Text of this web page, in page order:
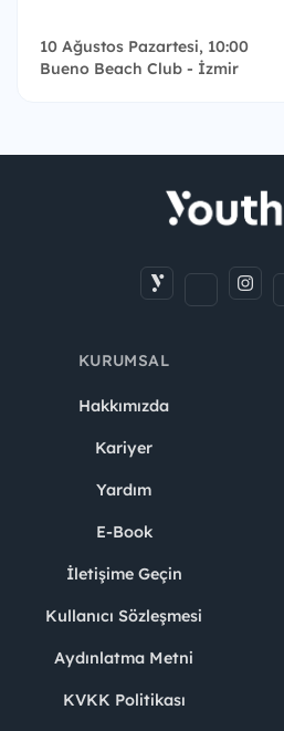
10 Ağustos Pazartesi, 10:00
Bueno Beach Club - İzmir
KURUMSAL
Hakkımızda
Kariyer
Yardım
E-Book
İletişime Geçin
Kullanıcı Sözleşmesi
Aydınlatma Metni
KVKK Politikası